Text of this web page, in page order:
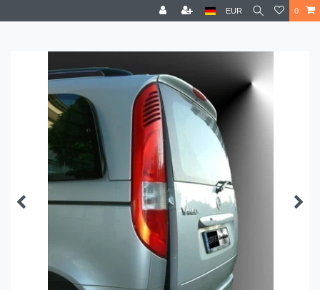
EUR 0